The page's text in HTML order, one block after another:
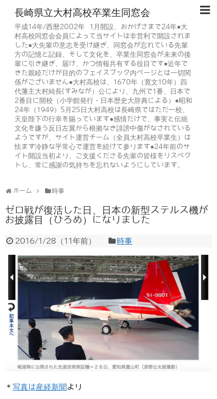
長崎県立大村高校卒業生同窓会
平成14年/西暦2002年 1月開設、おかげさまで24年●大
村高校同窓会会員によって当サイトは非営利で開設されま
した●大先輩の意志を受け継ぎ、同窓会が忘れている先輩
方の記憶と記録、そして文化を、卒業生同窓会が未来の後
輩に引き継ぎ、届け、かつ情報共有する役目です●近年で
きた親睦だけが目的のフェイスブック内ページとは一切関
係がございません●大村高校は、1670年（寛文10年）四
代藩主大村純長(すみなが）公により、九州で1番、日本で
2番目に開校（小学館発行・日本歴史大辞典による）●昭和
24年（1949）5月25日大村高校は長崎県ではただ一校、
天皇陛下の行幸を賜っています●感情だけで、事実と伝統
文化を嫌う反日左翼から根拠なき誹謗中傷がなされている
ようですが、サイト運営チーム（全員大村高校卒業生）は
怯まず冷静な平常心で運営を続けて参ります●24年前のサ
イト開設当初より、ご支援くださる先輩の皆様をリスペク
トし、常に感謝の気持ちを忘れないようにしています。
ホーム 時事
ゼロ戦が復活した日、日本の新型ステルス機が
お披露目（ひろめ）になりました
2016/1/28 （11年前） 時事
＊ 写真は産経新聞 より